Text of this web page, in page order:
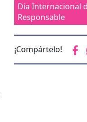
Día Internacional
Responsable
¡Compártelo!